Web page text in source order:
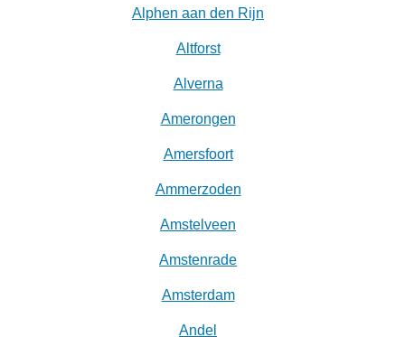
Alphen aan den Rijn
Altforst
Alverna
Amerongen
Amersfoort
Ammerzoden
Amstelveen
Amstenrade
Amsterdam
Andel